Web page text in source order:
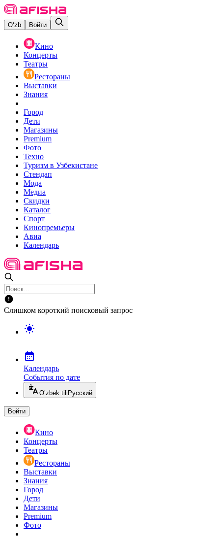
O‘zb Войти
Кино
Концерты
Театры
Рестораны
Выставки
Знания
Город
Дети
Магазины
Premium
Фото
Техно
Туризм в Узбекистане
Стендап
Мода
Медиа
Скидки
Каталог
Спорт
Кинопремьеры
Авиа
Календарь
Слишком короткий поисковый запрос
Календарь
События по дате
O’zbek tili Русский
Войти
Кино
Концерты
Театры
Рестораны
Выставки
Знания
Город
Дети
Магазины
Premium
Фото